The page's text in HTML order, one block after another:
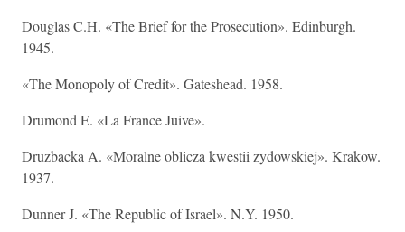
Douglas C.H. «The Brief for the Prosecution». Edinburgh.
1945.
«The Monopoly of Credit». Gateshead. 1958.
Drumond E. «La France Juive».
Druzbacka A. «Moralne oblicza kwestii zydowskiej». Krakow.
1937.
Dunner J. «The Republic of Israel». N.Y. 1950.